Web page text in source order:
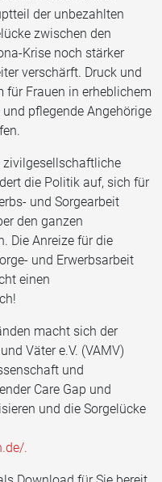
der unbezahlten
zwischen den
Krise noch stärker
verschärft. Druck und
Frauen in erheblichem
pflegende Angehörige
zivilgesellschaftliche
die Politik auf, sich für
und Sorgearbeit
den ganzen
Die Anreize für die
und Erwerbsarbeit
einen
macht sich der
Väter e.V. (VAMV)
und
Care Gap und
und die Sorgelücke
.